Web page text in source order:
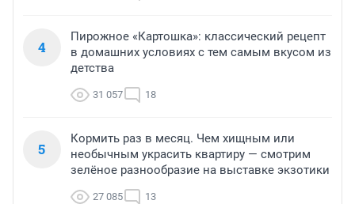
4
Пирожное «Картошка»: классический рецепт
в домашних условиях с тем самым вкусом из
детства
31 057 18
5
Кормить раз в месяц. Чем хищным или
необычным украсить квартиру — смотрим
зелёное разнообразие на выставке экзотики
27 085 13